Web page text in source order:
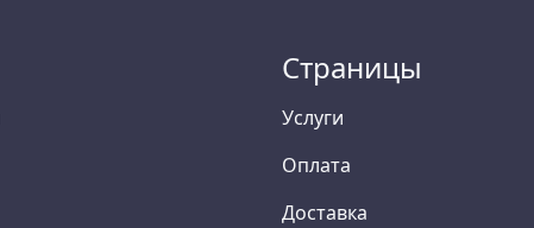
Страницы
Услуги
Оплата
Доставка